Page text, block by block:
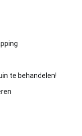
te behandelen!